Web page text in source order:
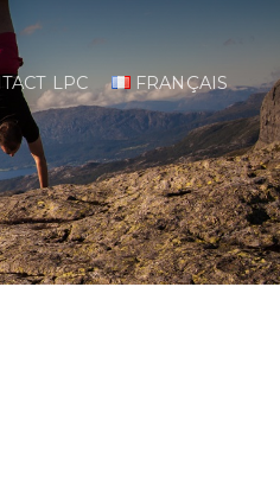
LPC FRANÇAIS